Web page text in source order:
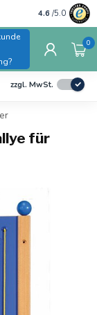
4.6 /5.0
0
zzgl. MwSt.
für